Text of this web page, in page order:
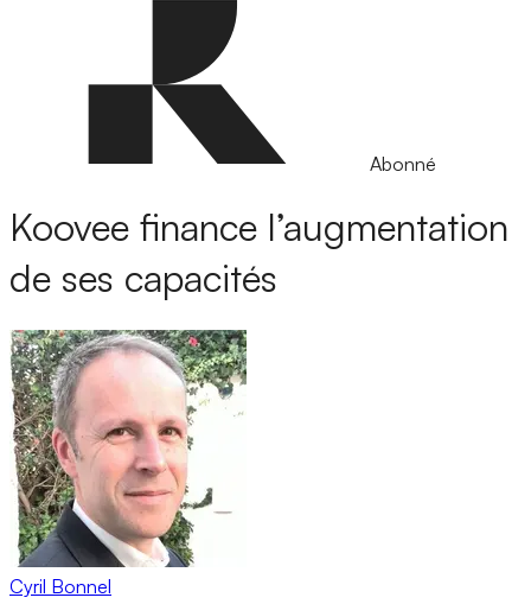
Abonné
Koovee finance l’augmentation
de ses capacités
Cyril Bonnel